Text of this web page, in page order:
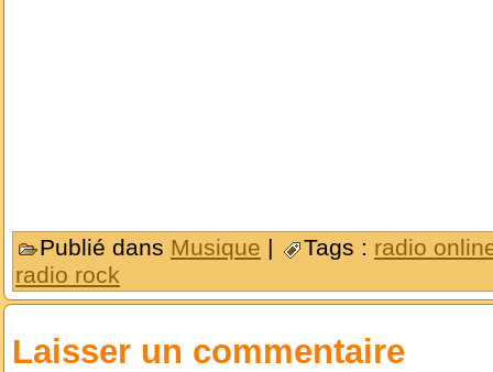
Publié dans Musique | Tags : radio
radio rock
Laisser un commentaire